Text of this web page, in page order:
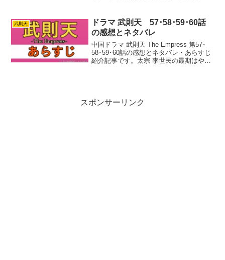
により宮廷はさらなる狂乱へ。去りゆく
者と遺された者たちの運命が大きく暗転
していく怒涛のストーリーを紹介しま
す。
武則天
ドラマ 武則天 57･58･59･60話
の感想とネタバレ
中国ドラマ 武則天 The Empress 第57･
58･59･60話の感想とネタバレ・あらすじ
紹介記事です。太宗 李世民の最期はやっ
スポンサーリンク